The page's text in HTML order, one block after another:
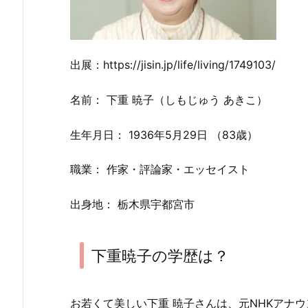
出展：https://jisin.jp/life/living/1749103/
名前： 下重 暁子（しもじゅう あきこ）
生年月日： 1936年5月29日 （83歳）
職業： 作家・評論家・エッセイスト
出身地： 栃木県宇都宮市
下重暁子の学歴は？
お若くて美しい下重 暁子さんは、元NHKアナウ